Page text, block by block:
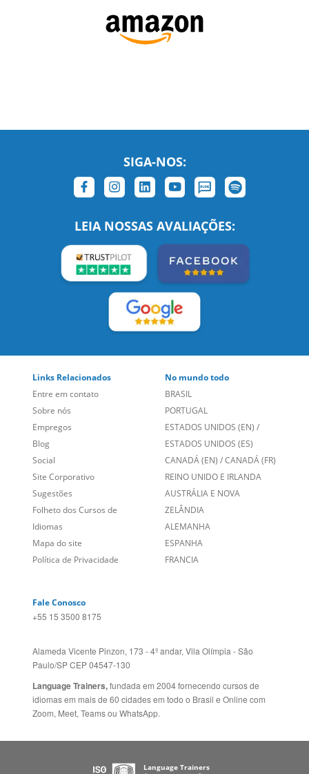
SIGA-NOS:
LEIA NOSSAS AVALIAÇÕES:
Links Relacionados
Entre em contato
Sobre nós
Empregos
Blog
Social
Site Corporativo
Sugestões
Folheto dos Cursos de
Idiomas
Mapa do site
Política de Privacidade
No mundo todo
BRASIL
PORTUGAL
ESTADOS UNIDOS (EN) /
ESTADOS UNIDOS (ES)
CANADÁ (EN) /CANADÁ (FR)
REINO UNIDO E IRLANDA
AUSTRÁLIA E NOVA
ZELÂNDIA
ALEMANHA
ESPANHA
FRANCIA
Fale Conosco
+55 15 3500 8175
Alameda Vicente Pinzon, 173 - 4º andar, Vila Olímpia - São
Paulo/SP CEP 04547-130
Language Trainers,fundada em 2004 fornecendo cursos de
idiomas em mais de 60 cidades em todo o Brasil e Online com
Zoom, Meet, Teams ou WhatsApp.